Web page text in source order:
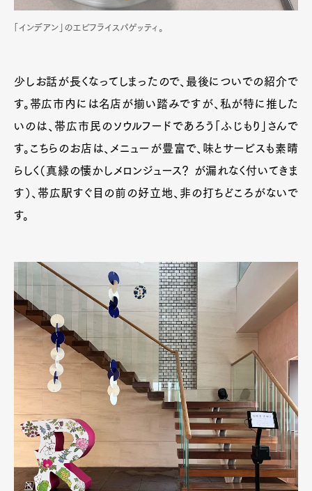
Art&DesignWatch
Fashion
GourmetCars
Product CultureLifestyle
「インデアン」のエビフライスパゲッティ。
少しお話が長くなってしまったので、最後についでの紹介で
す。帯広市内には名店が揃い踏みですが、私が特に推した
いのは、帯広市民のソウルフードであろう「ふじもり」さんで
す。こちらのお店は、メニューが豊富で、味とサービスも素晴
らしく（真緑の懐かしメロンジュース？ が漏れなく付いてきま
す）、帯広駅すぐ目の前の好立地、非の打ちどころがないで
す。